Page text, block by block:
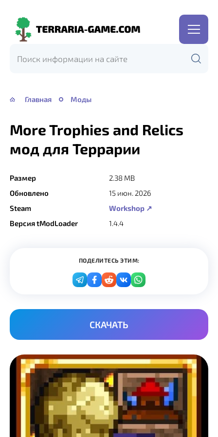
Terraria-
Главная Моды
More Trophies and Relics
мод для Террарии
Размер
2.38 MB
Обновлено
15 июн. 2026
Steam
Workshop ↗
Версия tModLoader
1.4.4
ПОДЕЛИТЕСЬ ЭТИМ:
СКАЧАТЬ